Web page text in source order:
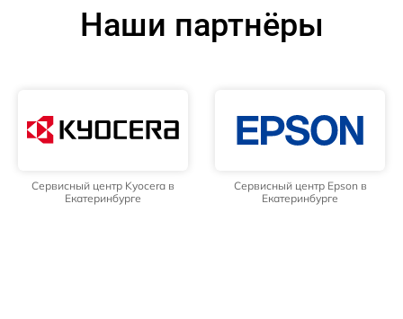
Наши партнёры
Сервисный центр Kyocera в
Екатеринбурге
Сервисный центр Epson в
Екатеринбурге